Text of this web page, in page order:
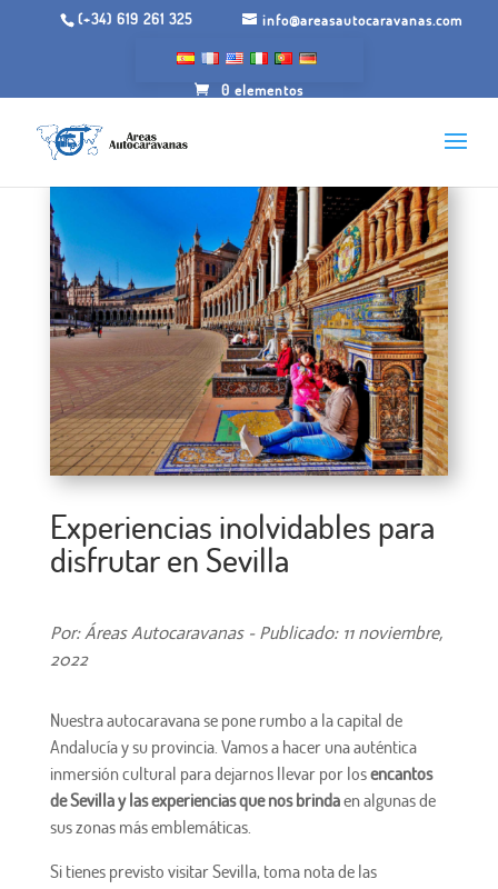
(+34) 619 261 325 info@areasautocaravanas.com
0 elementos
Experiencias inolvidables para
disfrutar en Sevilla
Por: Áreas Autocaravanas - Publicado: 11 noviembre,
2022
Nuestra autocaravana se pone rumbo a la capital de
Andalucía y su provincia. Vamos a hacer una auténtica
inmersión cultural para dejarnos llevar por losencantos
de Sevilla y las experiencias que nos brindaen algunas de
sus zonas más emblemáticas.
Si tienes previsto visitar Sevilla, toma nota de las